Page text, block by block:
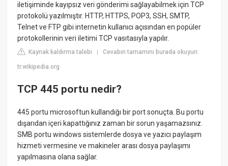
iletişiminde kayıpsız veri gönderimi sağlayabilmek için TCP
protokolü yazılmıştır. HTTP, HTTPS, POP3, SSH, SMTP,
Telnet ve FTP gibi internetin kullanıcı açısından en popüler
protokollerinin veri iletimi TCP vasıtasıyla yapılır.
Kaynak kaldırma talebi |Cevabın tamamını burada okuyun:
tr.wikipedia.org
TCP 445 portu nedir?
445 portu microsoftun kullandığı bir port sonuçta. Bu portu
dışarıdan içeri kapattığınız zaman bir sorun yaşamazsınız.
SMB portu windows sistemlerde dosya ve yazıcı paylaşım
hizmeti vermesine ve makineler arası dosya paylaşımı
yapılmasına olana sağlar.